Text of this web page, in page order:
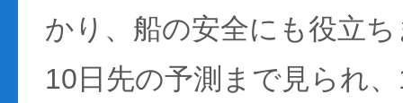
かり、船の安全にも役立
10日先の予測まで見られ